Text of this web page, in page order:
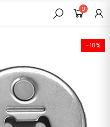
0
-10%